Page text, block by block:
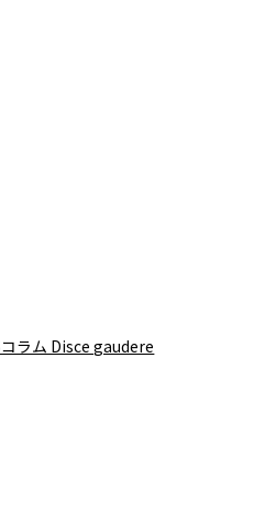
ラム Disce gaudere